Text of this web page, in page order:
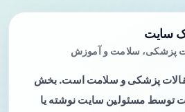
سایت
پزشکی، سلامت و آموزش
پزشکی و سلامت است. بخش
توسط مسئولین سایت نوشته یا